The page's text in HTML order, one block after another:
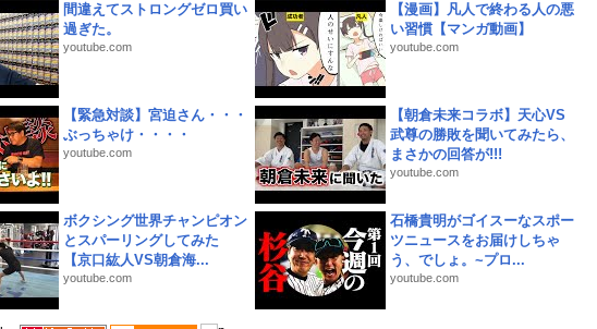
間違えてストロングゼロ買い
過ぎた。
youtube.com
【漫画】凡人で終わる人の悪
い習慣【マンガ動画】
youtube.com
【緊急対談】宮迫さん・・・
ぶっちゃけ・・・・
youtube.com
【朝倉未来コラボ】天心VS
武尊の勝敗を聞いてみたら、
まさかの回答が!!!
youtube.com
ボクシング世界チャンピオン
とスパーリングしてみた
【京口紘人VS朝倉海...
youtube.com
石橋貴明がゴイスーなスポー
ツニュースをお届けしちゃ
う、でしょ。~プロ...
youtube.com